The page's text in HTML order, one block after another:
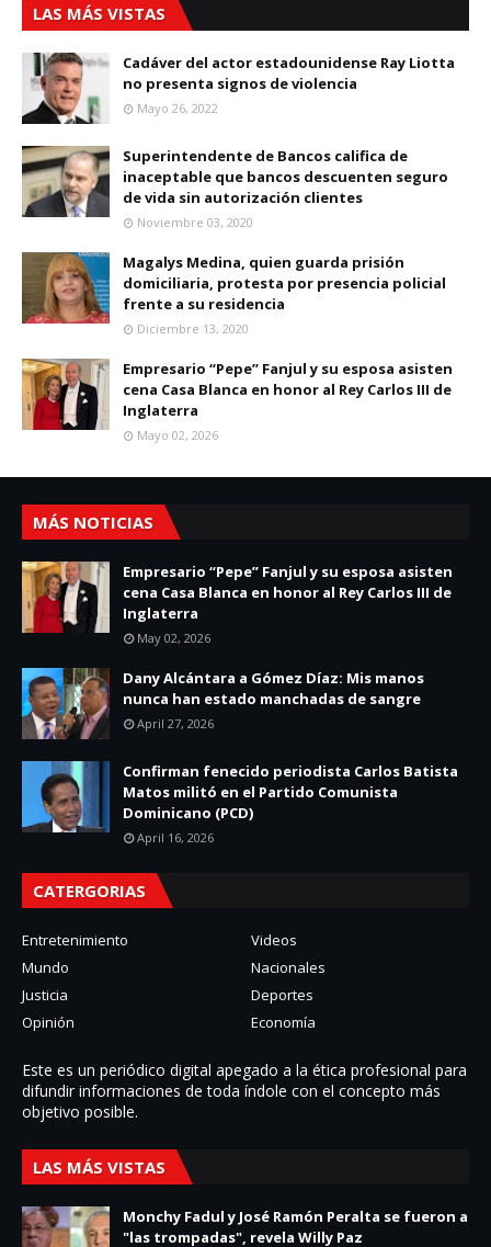
LAS MÁS VISTAS
Cadáver del actor estadounidense Ray Liotta
no presenta signos de violencia
Mayo 26, 2022
Superintendente de Bancos califica de
inaceptable que bancos descuenten seguro
de vida sin autorización clientes
Noviembre 03, 2020
Magalys Medina, quien guarda prisión
domiciliaria, protesta por presencia policial
frente a su residencia
Diciembre 13, 2020
Empresario “Pepe” Fanjul y su esposa asisten
cena Casa Blanca en honor al Rey Carlos III de
Inglaterra
Mayo 02, 2026
MÁS NOTICIAS
Empresario “Pepe” Fanjul y su esposa asisten
cena Casa Blanca en honor al Rey Carlos III de
Inglaterra
May 02, 2026
Dany Alcántara a Gómez Díaz: Mis manos
nunca han estado manchadas de sangre
April 27, 2026
Confirman fenecido periodista Carlos Batista
Matos militó en el Partido Comunista
Dominicano (PCD)
April 16, 2026
CATERGORIAS
Entretenimiento
Videos
Mundo
Nacionales
Justicia
Deportes
Opinión
Economía
Este es un periódico digital apegado a la ética profesional para
difundir informaciones de toda í­ndole con el concepto más
objetivo posible.
LAS MÁS VISTAS
Monchy Fadul y José Ramón Peralta se fueron a
"las trompadas", revela Willy Paz